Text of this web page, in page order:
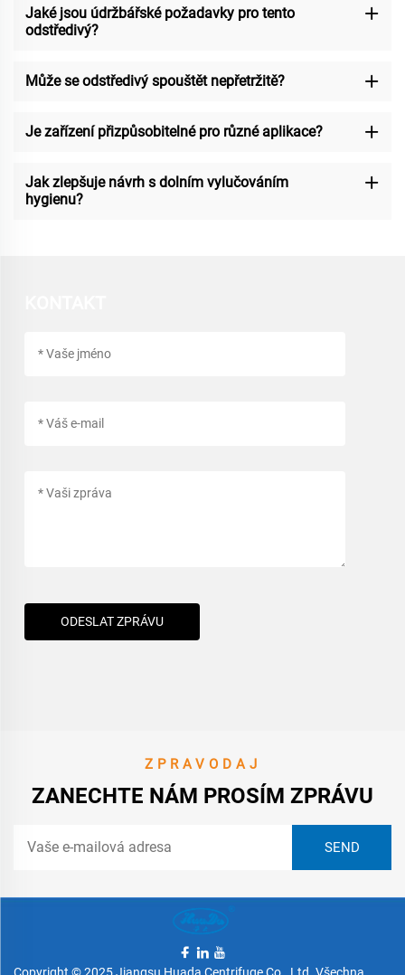
Jaké jsou údržbářské požadavky pro tento
odstředivý?
Může se odstředivý spouštět nepřetržitě?
Je zařízení přizpůsobitelné pro různé aplikace?
Jak zlepšuje návrh s dolním vylučováním
hygienu?
ODESLAT ZPRÁVU
ZPRAVODAJ
ZANECHTE NÁM PROSÍM ZPRÁVU